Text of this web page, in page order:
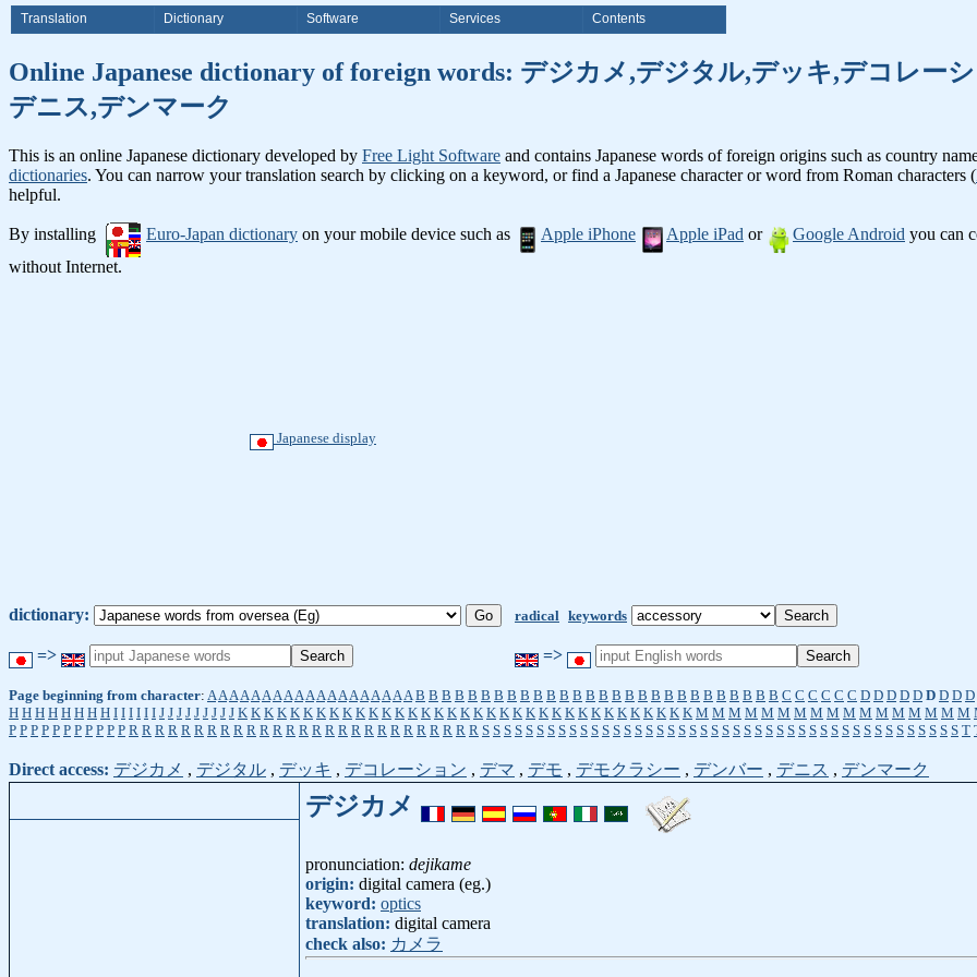
Translation Dictionary Software Services Contents
Online Japanese dictionary of foreign words: デジカメ,デジタル,デッキ,デコレー
デニス,デンマーク
This is an online Japanese dictionary developed by Free Light Software and contains Japanese words of foreign origins such as country
dictionaries. You can narrow your translation search by clicking on a keyword, or find a Japanese character or word from Roman characters (
helpful.
By installing Euro-Japan dictionary on your mobile device such as Apple iPhone Apple iPad or Google Android you can
without Internet.
Japanese display
dictionary: radical keywords
=> =>
Page beginning from character: A A A A A A A A A A A A A A A A A A A B B B B B B B B B B B B B B B B B B B B B B B B B B B B C C C C C C D D D D D D D D D
H H H H H H H H I I I I I I J J J J J J J J J K K K K K K K K K K K K K K K K K K K K K K K K K K K K K K K K K K K M M M M M M M M M M M M M M M M M
P P P P P P P P P P P R R R R R R R R R R R R R R R R R R R R R R R R R R R S S S S S S S S S S S S S S S S S S S S S S S S S S S S S S S S S S S S S S S S S S S S T
Direct access: デジカメ , デジタル , デッキ , デコレーション , デマ , デモ , デモクラシー , デンバー , デニス , デンマーク
デジカメ
pronunciation: dejikame
origin: digital camera (eg.)
keyword: optics
translation: digital camera
check also: カメラ